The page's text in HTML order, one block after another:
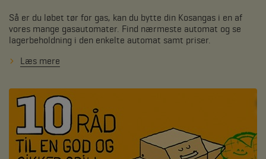
Så er du løbet tør for gas, kan du bytte din Kosangas i en af
vores mange gasautomater. Find nærmeste automat og se
lagerbeholdning i den enkelte automat samt priser.
Læs mere